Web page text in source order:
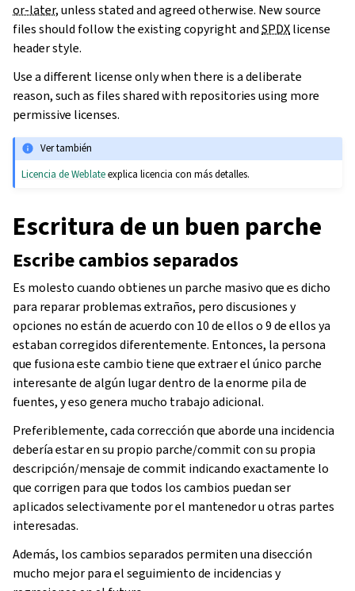
or-later, unless stated and agreed otherwise. New source
files should follow the existing copyright andSPDXlicense
header style.
Use a different license only when there is a deliberate
reason, such as files shared with repositories using more
permissive licenses.
Ver también
Licencia de Weblateexplica licencia con más detalles.
Escritura de un buen parche
Escribe cambios separados
Es molesto cuando obtienes un parche masivo que es dicho
para reparar problemas extraños, pero discusiones y
opciones no están de acuerdo con 10 de ellos o 9 de ellos ya
estaban corregidos diferentemente. Entonces, la persona
que fusiona este cambio tiene que extraer el único parche
interesante de algún lugar dentro de la enorme pila de
fuentes, y eso genera mucho trabajo adicional.
Preferiblemente, cada corrección que aborde una incidencia
debería estar en su propio parche/commit con su propia
descripción/mensaje de commit indicando exactamente lo
que corrigen para que todos los cambios puedan ser
aplicados selectivamente por el mantenedor u otras partes
interesadas.
Además, los cambios separados permiten una disección
mucho mejor para el seguimiento de incidencias y